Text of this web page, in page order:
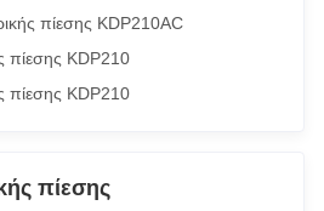
πίεσης KDP210AC
πίεσης KDP210
πίεσης KDP210
πίεσης